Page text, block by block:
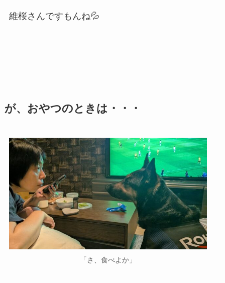
維桜さんですもんね💦
が、おやつのときは・・・
「さ、食べよか」